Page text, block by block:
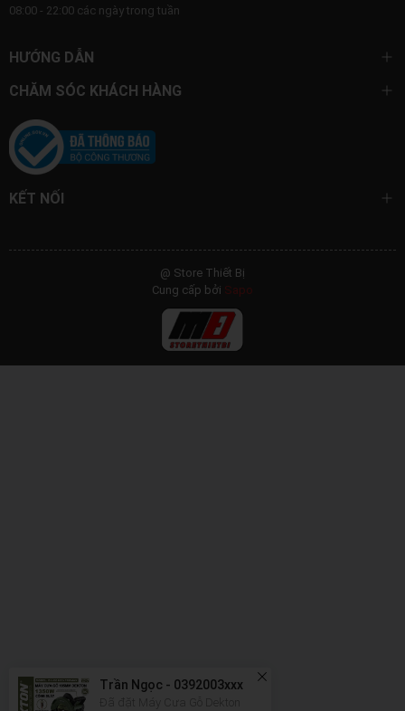
08:00 - 22:00 các ngày trong tuần
HƯỚNG DẪN
CHĂM SÓC KHÁCH HÀNG
KẾT NỐI
@ Store Thiết Bị
Cung cấp bởi Sapo
Đã đặt Máy Cưa Gỗ Dekton